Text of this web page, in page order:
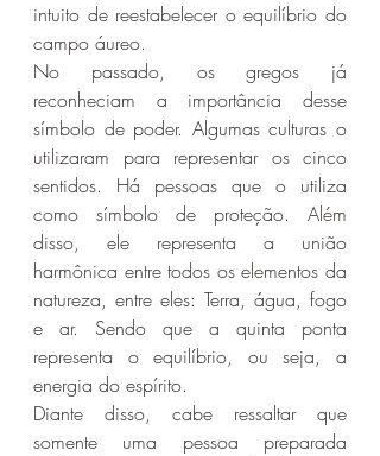
intuito de reestabelecer o equilíbrio do
campo áureo.
No passado, os gregos já
reconheciam a importância desse
símbolo de poder. Algumas culturas o
utilizaram para representar os cinco
sentidos. Há pessoas que o utiliza
como símbolo de proteção. Além
disso, ele representa a união
harmônica entre todos os elementos da
natureza, entre eles: Terra, água, fogo
e ar. Sendo que a quinta ponta
representa o equilíbrio, ou seja, a
energia do espírito.
Diante disso, cabe ressaltar que
somente uma pessoa preparada